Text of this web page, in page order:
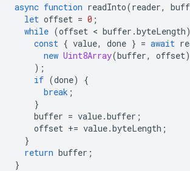
async function readInto(reader,
let offset = 0 ;
while (offset < buffer .byteLength)
const { value, done } = await
new Uint8Array(buffer, offset)
);
if (done)
{
break ;
}
buffer = value.buffer ;
offset += value.byteLength ;
}
return buffer ;
}